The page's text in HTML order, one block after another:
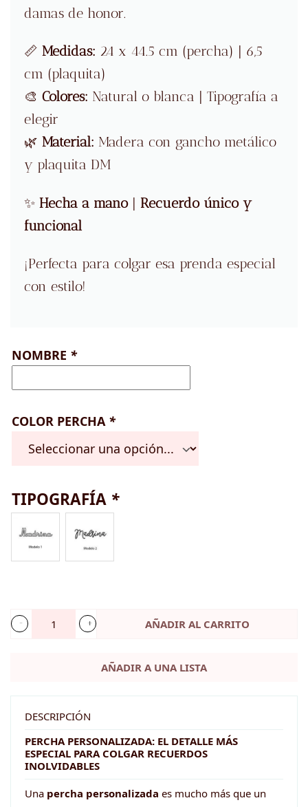
damas de honor.
📏 Medidas: 24 x 44.5 cm (percha) | 6,5
cm (plaquita)
🎨 Colores: Natural o blanca | Tipografía a
elegir
🌿 Material: Madera con gancho metálico
y plaquita DM
✨ Hecha a mano| Recuerdo único y
funcional
¡Perfecta para colgar esa prenda especial
con estilo!
NOMBRE *
COLOR PERCHA *
TIPOGRAFÍA *
Percha
PLACA
DE
MADERA
cantidad
AÑADIR AL CARRITO
AÑADIR A UNA LISTA
DESCRIPCIÓN
PERCHA PERSONALIZADA: EL DETALLE MÁS
ESPECIAL PARA COLGAR RECUERDOS
INOLVIDABLES
Una percha personalizada es mucho más que un